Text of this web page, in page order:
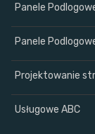
Panele
Panele
Projektowanie
Usługowe ABC